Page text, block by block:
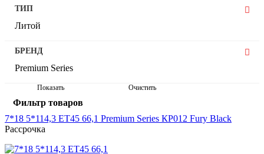
45,5
46
48
48,5
50
51
53
54
64,1
65,1
66,6
67,1
72,6
75,1
77,9
95,1
ТИП
Литой
БРЕНД
Premium Series
Показать Очистить
Фильтр товаров
7*18 5*114,3 ET45 66,1 Premium Series КР012 Fury Black
Рассрочка